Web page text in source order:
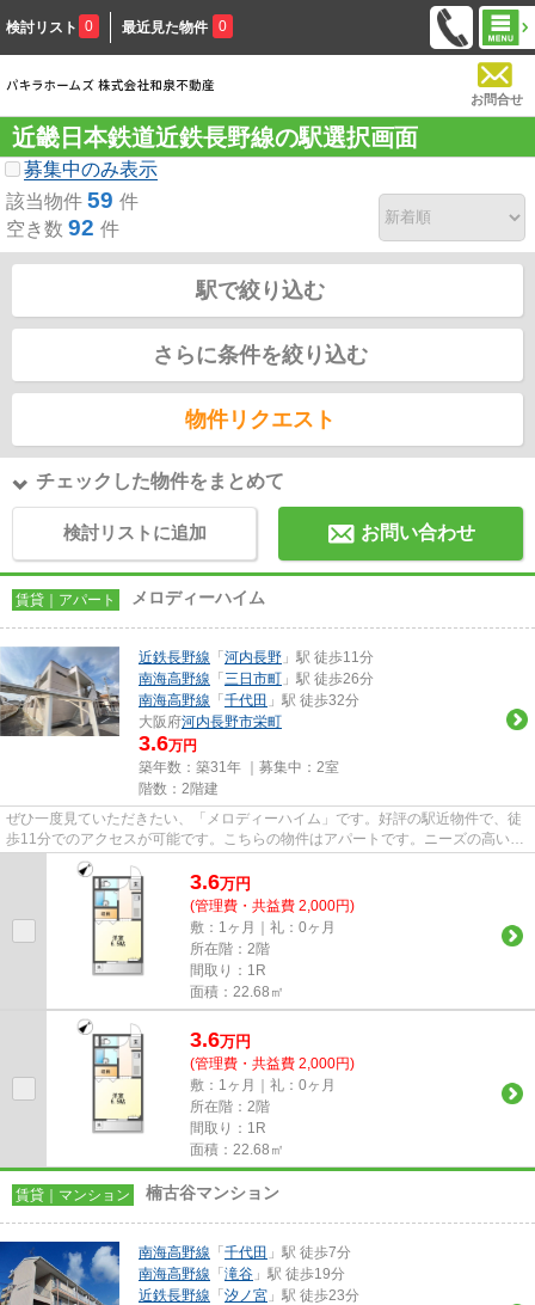
検討リスト 0 最近見た物件 0
お問合せ
近畿日本鉄道近鉄長野線の駅選択画面
募集中のみ表示
該当物件 59 件
空き数 92 件
駅で絞り込む
さらに条件を絞り込む
物件リクエスト
チェックした物件をまとめて
検討リストに追加 お問い合わせ
賃貸｜アパート メロディーハイム
近鉄長野線 「 河内長野 」駅 徒歩11分
南海高野線 「 三日市町 」駅 徒歩26分
南海高野線 「 千代田 」駅 徒歩32分
大阪府河内長野市栄町
3.6万円
築年数：築31年 ｜募集中： 2室
階数：2階建
ぜひ一度見ていただきたい、「メロディーハイム」です。好評の駅近物件で、徒
歩11分でのアクセスが可能です。こちらの物件はアパートです。ニーズの高い河
内長野市内の物件です。こち...
3.6万円
(管理費・共益費 2,000円)
敷：1ヶ月｜礼：0ヶ月
所在階：2階
間取り：1R
面積：22.68㎡
3.6万円
(管理費・共益費 2,000円)
敷：1ヶ月｜礼：0ヶ月
所在階：2階
間取り：1R
面積：22.68㎡
賃貸｜マンション 楠古谷マンション
南海高野線 「 千代田 」駅 徒歩7分
南海高野線 「 滝谷 」駅 徒歩19分
近鉄長野線 「 汐ノ宮 」駅 徒歩23分